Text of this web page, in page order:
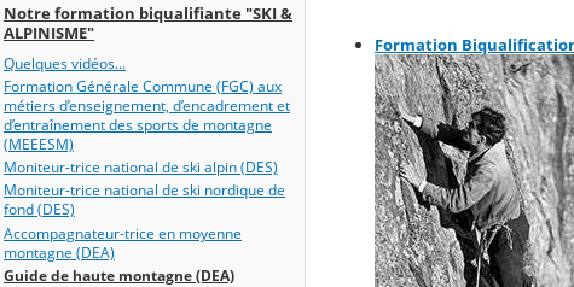
Notre formation biqualifiante "SKI &
ALPINISME"
Quelques vidéos...
Formation Générale Commune (FGC) aux
métiers d’enseignement, d’encadrement et
d’entraînement des sports de montagne
(MEEESM)
Moniteur-trice national de ski alpin (DES)
Moniteur-trice national de ski nordique de
fond (DES)
Accompagnateur-trice en moyenne
montagne (DEA)
Guide de haute montagne (DEA)
Formation